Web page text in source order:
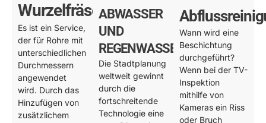
Wurzelfräsen
Es ist ein Service,
der für Rohre mit
unterschiedlichen
Durchmessern
angewendet
wird. Durch das
Hinzufügen von
zusätzlichem
ABWASSER
UND
REGENWASSER
Die Stadtplanung
weltweit gewinnt
durch die
fortschreitende
Technologie eine
Wann wird eine
Beschichtung
durchgeführt?
Wenn bei der TV-
Inspektion
mithilfe von
Kameras ein Riss
oder Bruch